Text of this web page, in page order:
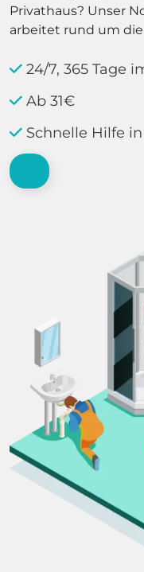
Privathaus? Unser
arbeitet rund um die
24/7, 365 Tage
Ab 31€
Schnelle Hilfe